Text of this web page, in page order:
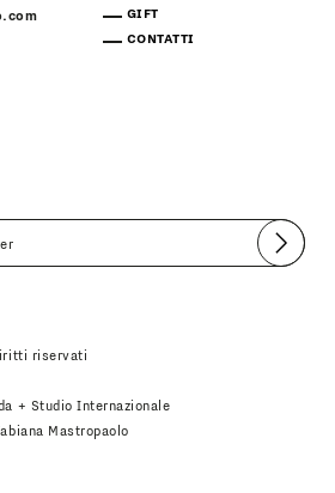
GIFT
CONTATTI
Invia
riservati
+ Studio Internazionale
Mastropaolo